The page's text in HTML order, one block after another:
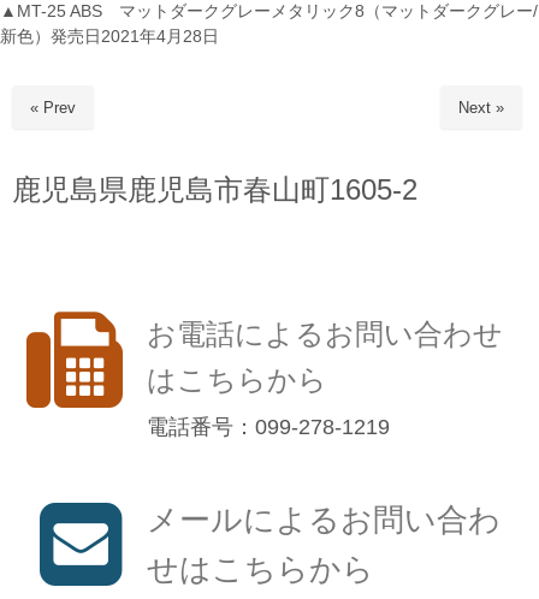
▲MT-25 ABS マットダークグレーメタリック8（マットダークグレー/
新色）発売日2021年4月28日
« Prev Next »
鹿児島県鹿児島市春山町1605-2
お電話によるお問い合わせ
はこちらから
電話番号：099-278-1219
メールによるお問い合わ
せはこちらから